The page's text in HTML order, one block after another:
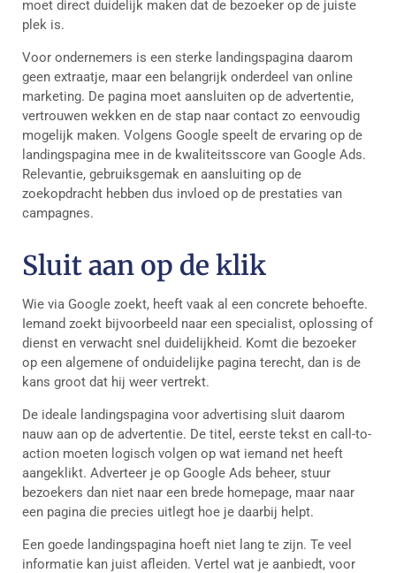
moet direct duidelijk maken dat de bezoeker op de juiste
plek is.
Voor ondernemers is een sterke landingspagina daarom
geen extraatje, maar een belangrijk onderdeel van online
marketing. De pagina moet aansluiten op de advertentie,
vertrouwen wekken en de stap naar contact zo eenvoudig
mogelijk maken. Volgens Google speelt de ervaring op de
landingspagina mee in de kwaliteitsscore van Google Ads.
Relevantie, gebruiksgemak en aansluiting op de
zoekopdracht hebben dus invloed op de prestaties van
campagnes.
Sluit aan op de klik
Wie via Google zoekt, heeft vaak al een concrete behoefte.
Iemand zoekt bijvoorbeeld naar een specialist, oplossing of
dienst en verwacht snel duidelijkheid. Komt die bezoeker
op een algemene of onduidelijke pagina terecht, dan is de
kans groot dat hij weer vertrekt.
De ideale landingspagina voor advertising sluit daarom
nauw aan op de advertentie. De titel, eerste tekst en call-to-
action moeten logisch volgen op wat iemand net heeft
aangeklikt. Adverteer je op Google Ads beheer, stuur
bezoekers dan niet naar een brede homepage, maar naar
een pagina die precies uitlegt hoe je daarbij helpt.
Een goede landingspagina hoeft niet lang te zijn. Te veel
informatie kan juist afleiden. Vertel wat je aanbiedt, voor